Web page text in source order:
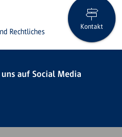
Rechtliches
Kontakt
auf Social Media